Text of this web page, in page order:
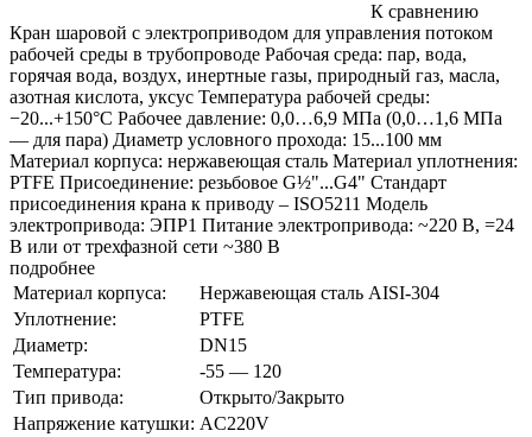
К сравнению
Кран шаровой с электроприводом для управления потоком
рабочей среды в трубопроводе Рабочая среда: пар, вода,
горячая вода, воздух, инертные газы, природный газ, масла,
азотная кислота, уксус Температура рабочей среды:
−20...+150°С Рабочее давление: 0,0…6,9 МПа (0,0…1,6 МПа
— для пара) Диаметр условного прохода: 15...100 мм
Материал корпуса: нержавеющая сталь Материал уплотнения:
PTFE Присоединение: резьбовое G½"...G4" Стандарт
присоединения крана к приводу – ISO5211 Модель
электропривода: ЭПР1 Питание электропривода: ~220 В, =24
В или от трехфазной сети ~380 В
подробнее
Материал корпуса:
Нержавеющая сталь AISI-304
Уплотнение:
PTFE
Диаметр:
DN15
Температура:
-55 — 120
Тип привода:
Открыто/Закрыто
Напряжение катушки: AC220V